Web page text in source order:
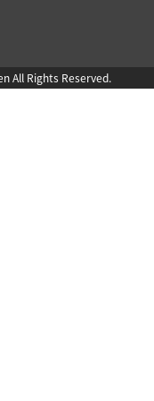
All Rights Reserved.